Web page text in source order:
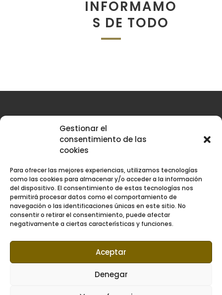
Gestionar el
consentimiento de las
cookies
Para ofrecer las mejores experiencias, utilizamos tecnologías
como las cookies para almacenar y/o acceder a la información
del dispositivo. El consentimiento de estas tecnologías nos
permitirá procesar datos como el comportamiento de
navegación o las identificaciones únicas en este sitio. No
consentir o retirar el consentimiento, puede afectar
negativamente a ciertas características y funciones.
Aceptar
Denegar
INFORMAMO
S DE TODO
Política de Privacidad
Política de Cookies